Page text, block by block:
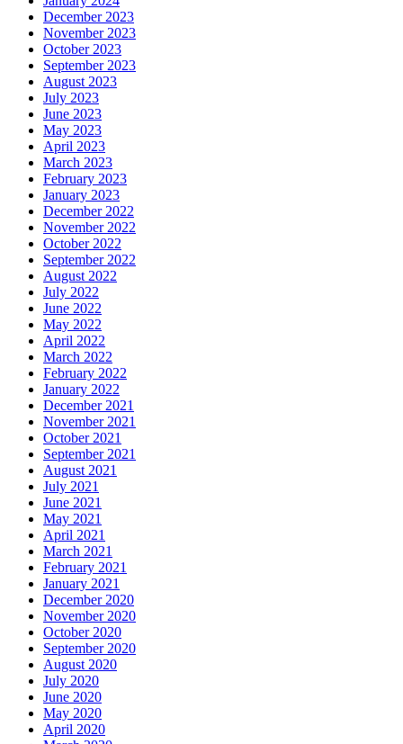
December 2023
November 2023
October 2023
September 2023
August 2023
July 2023
June 2023
May 2023
April 2023
March 2023
February 2023
January 2023
December 2022
November 2022
October 2022
September 2022
August 2022
July 2022
June 2022
May 2022
April 2022
March 2022
February 2022
January 2022
December 2021
November 2021
October 2021
September 2021
August 2021
July 2021
June 2021
May 2021
April 2021
March 2021
February 2021
January 2021
December 2020
November 2020
October 2020
September 2020
August 2020
July 2020
June 2020
May 2020
April 2020